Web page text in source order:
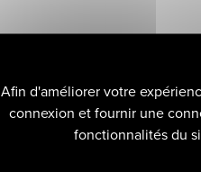
Afin d'améliorer votre
connexion et fournir une
fonctionnalités du